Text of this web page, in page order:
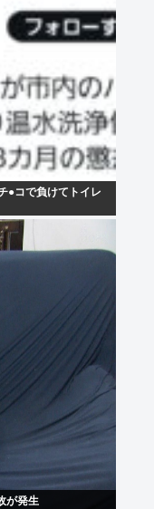
●コで負けてトイレ
が発生